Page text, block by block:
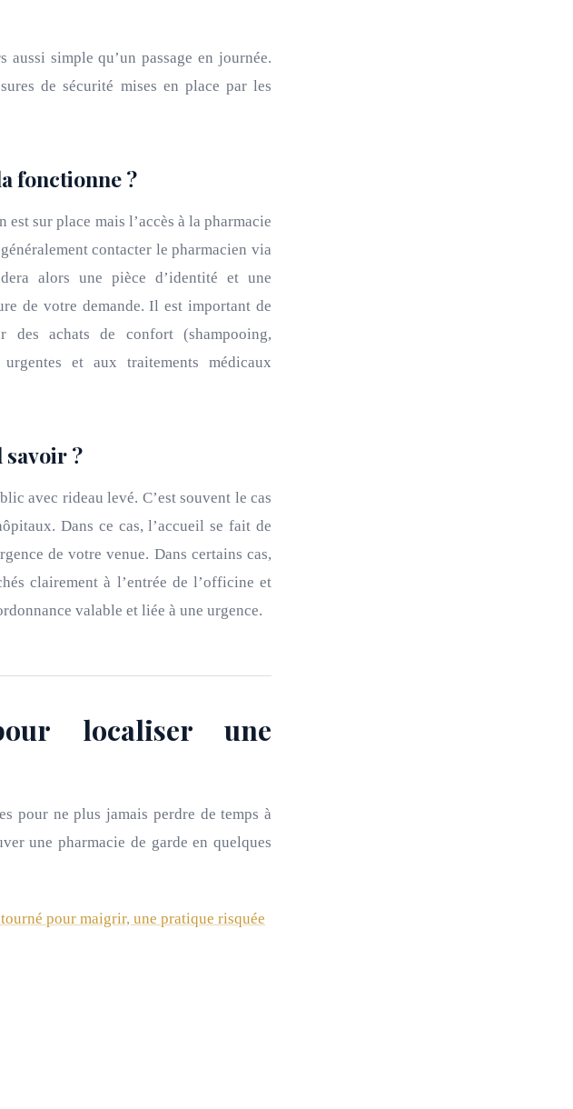
aussi simple qu’un passage en journée.
de sécurité mises en place par les
fonctionne ?
est sur place mais l’accès à la pharmacie
contacter le pharmacien via
alors une pièce d’identité et une
de votre demande. Il est important de
achats de confort (shampooing,
et aux traitements médicaux
?
avec rideau levé. C’est souvent le cas
Dans ce cas, l’accueil se fait de
de votre venue. Dans certains cas,
clairement à l’entrée de l’officine et
valable et liée à une urgence.
localiser une
pour ne plus jamais perdre de temps à
une pharmacie de garde en quelques
pour maigrir, une pratique risquée